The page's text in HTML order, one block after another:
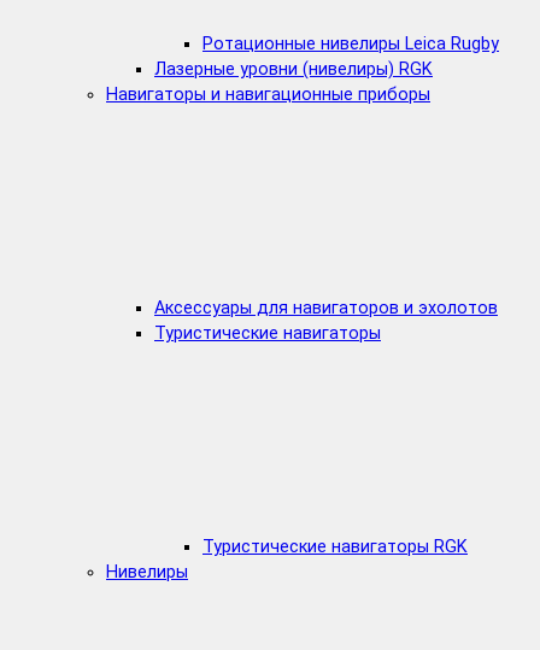
Ротационные нивелиры Leica Rugby
Лазерные уровни (нивелиры) RGK
Навигаторы и навигационные приборы
Аксессуары для навигаторов и эхолотов
Туристические навигаторы
Туристические навигаторы RGK
Нивелиры